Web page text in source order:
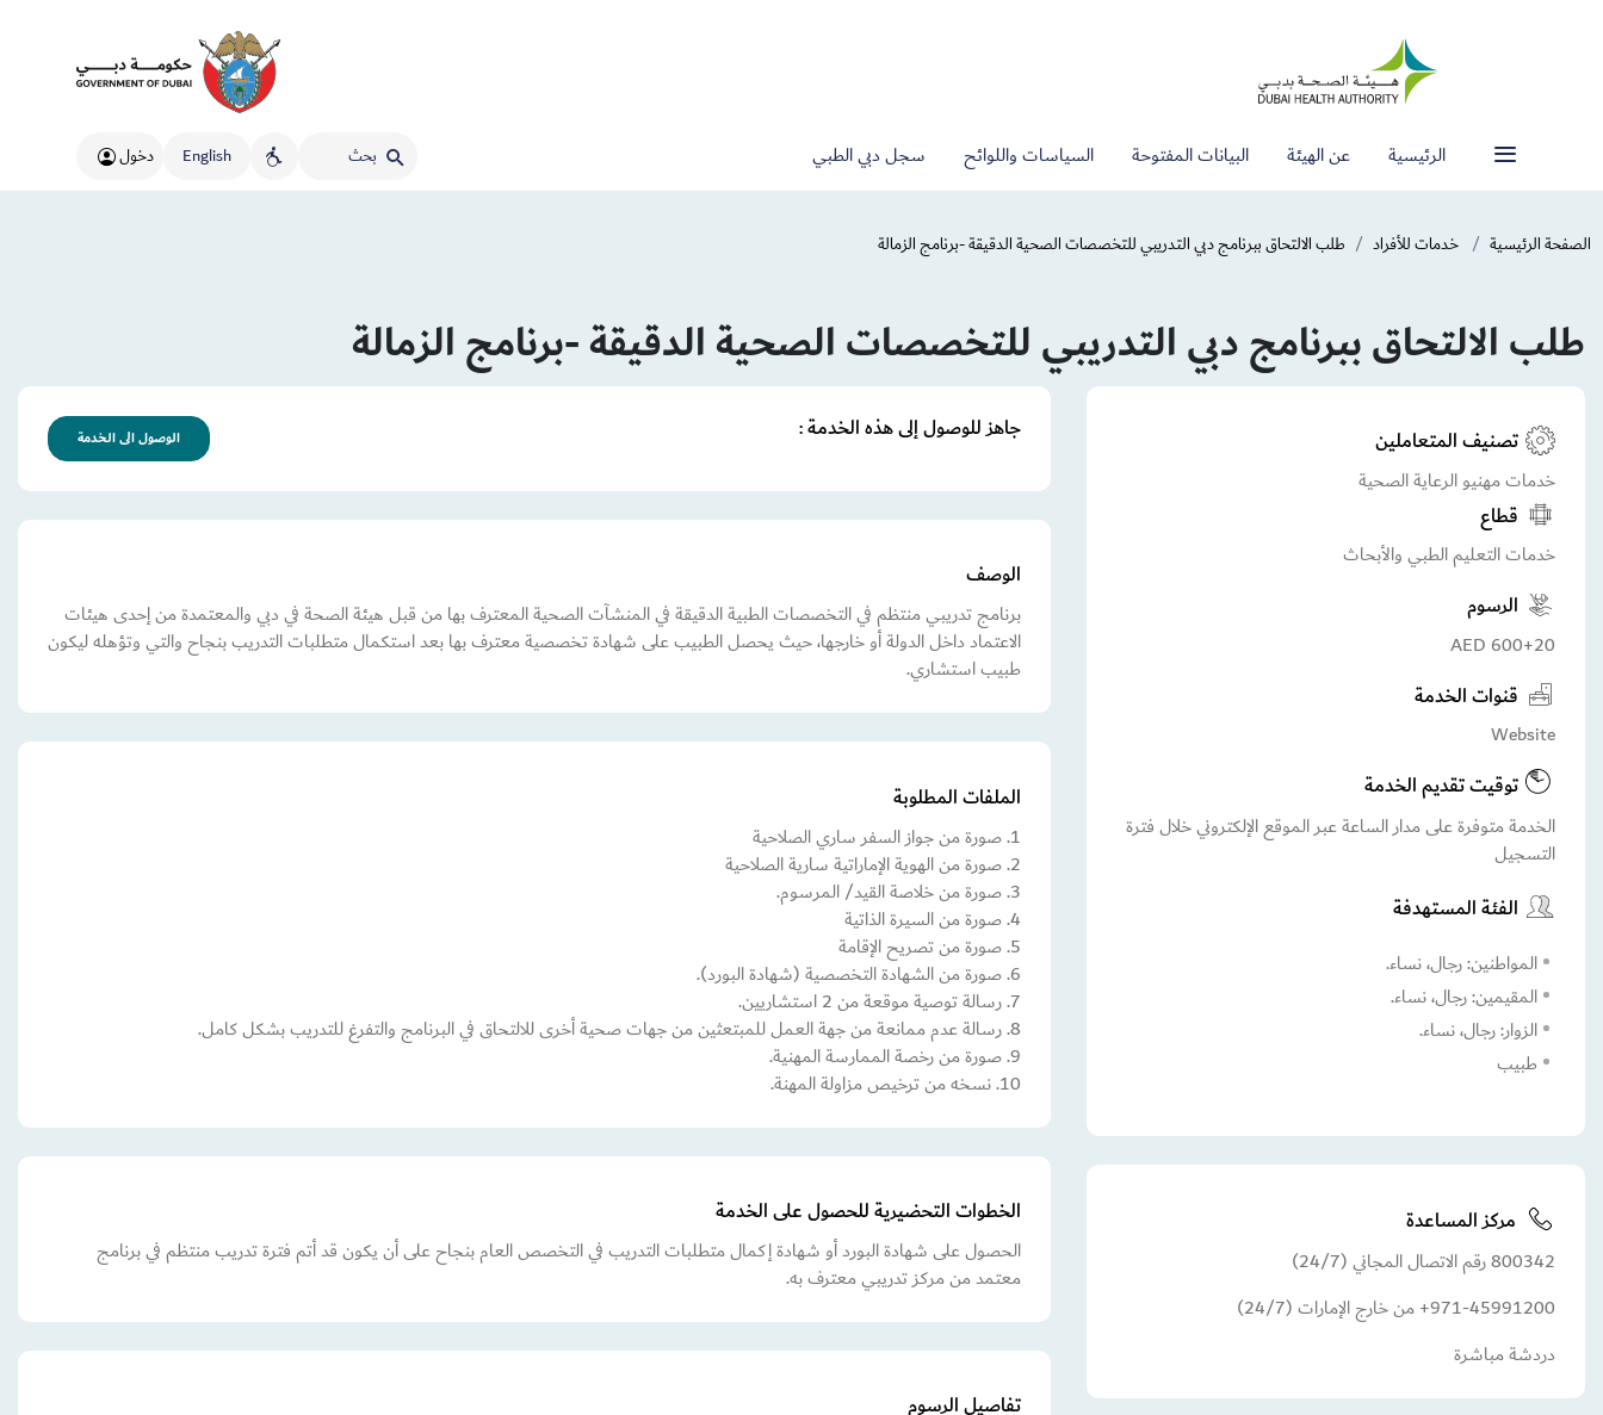
الرئيسية عن الهيئة البيانات المفتوحة السياسات واللوائح سجل دبي الطبي English دخول
الصفحة الرئيسية خدمات للأفراد طلب الالتحاق ببرنامج دبي التدريبي للتخصصات الصحية الدقيقة -برنامج الزمالة
طلب الالتحاق ببرنامج دبي التدريبي للتخصصات الصحية الدقيقة -برنامج الزمالة
تصنيف المتعاملين
خدمات مهنيو الرعاية الصحية
قطاع
خدمات التعليم الطبي والأبحاث
الرسوم
600+20 AED
قنوات الخدمة
Website
توقيت تقديم الخدمة
الخدمة متوفرة على مدار الساعة عبر الموقع الإلكتروني خلال فترة
التسجيل
الفئة المستهدفة
المواطنين: رجال، نساء.
المقيمين: رجال، نساء.
الزوار: رجال، نساء.
طبيب
مركز المساعدة
800342 رقم الاتصال المجاني (24/7)
971-45991200+ من خارج الإمارات (24/7)
دردشة مباشرة
جاهز للوصول إلى هذه الخدمة : الوصول الى الخدمة
الوصف
برنامج تدريبي منتظم في التخصصات الطبية الدقيقة في المنشآت الصحية المعترف بها من قبل هيئة الصحة في دبي والمعتمدة من إحدى هيئات
الاعتماد داخل الدولة أو خارجها، حيث يحصل الطبيب على شهادة تخصصية معترف بها بعد استكمال متطلبات التدريب بنجاح والتي وتؤهله ليكون
طبيب استشاري.
الملفات المطلوبة
1. صورة من جواز السفر ساري الصلاحية
2. صورة من الهوية الإماراتية سارية الصلاحية
3. صورة من خلاصة القيد/ المرسوم.
4. صورة من السيرة الذاتية
5. صورة من تصريح الإقامة
6. صورة من الشهادة التخصصية (شهادة البورد).
7. رسالة توصية موقعة من 2 استشاريين.
8. رسالة عدم ممانعة من جهة العمل للمبتعثين من جهات صحية أخرى للالتحاق في البرنامج والتفرغ للتدريب بشكل كامل.
9. صورة من رخصة الممارسة المهنية.
10. نسخه من ترخيص مزاولة المهنة.
الخطوات التحضيرية للحصول على الخدمة
الحصول على شهادة البورد أو شهادة إكمال متطلبات التدريب في التخصص العام بنجاح على أن يكون قد أتم فترة تدريب منتظم في برنامج
معتمد من مركز تدريبي معترف به.
تفاصيل الرسوم